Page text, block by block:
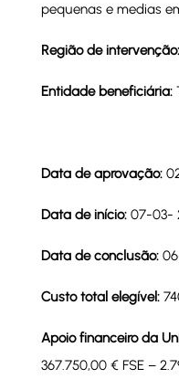
pequenas e medias
Região de intervenção:
Entidade beneficiária:
Data de aprovação:
Data de início: 07-03-
Data de conclusão:
Custo total elegível:
Apoio financeiro da
367.750,00 € FSE –